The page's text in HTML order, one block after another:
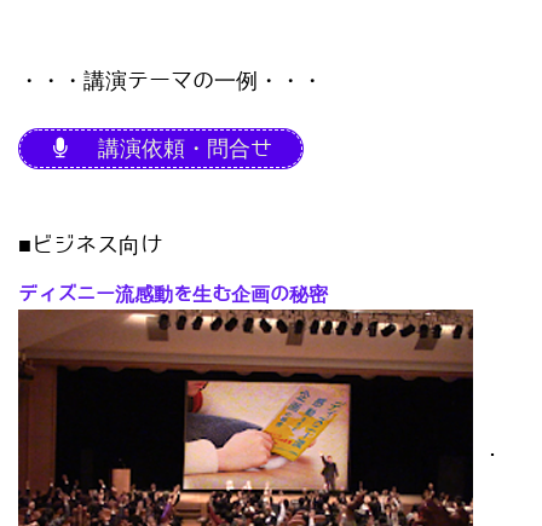
・・・講演テーマの一例・・・
講演依頼・問合せ
■ビジネス向け
ディズニー流感動を生む企画の秘密
･